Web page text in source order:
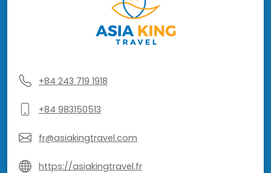
+84 243 719 1918
+84 983150513
fr@asiakingtravel.com
https://asiakingtravel.fr